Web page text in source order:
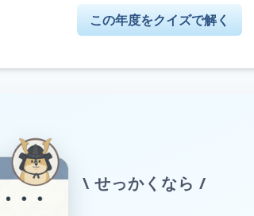
この年度をクイズで解く
\ せっかくなら /